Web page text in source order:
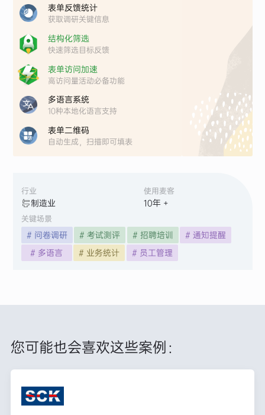
行业
制造业
使用麦客
10年 +
关键场景
# 问卷调研 # 考试测评 # 招聘培训
# 通知提醒
# 多语言
# 业务统计 # 员工管理
表单反馈统计
获取调研关键信息
结构化筛选
快速筛选目标反馈
表单访问加速
高访问量活动必备功能
多语言系统
10种本地化语言支持
表单二维码
自动生成，扫描即可填表
您可能也会喜欢这些案例：